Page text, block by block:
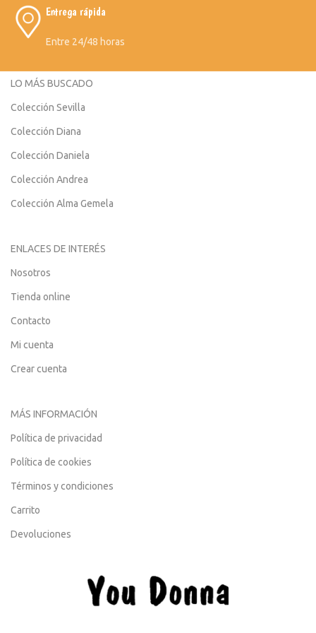
Entrega rápida
Entre 24/48 horas
LO MÁS BUSCADO
Colección Sevilla
Colección Diana
Colección Daniela
Colección Andrea
Colección Alma Gemela
ENLACES DE INTERÉS
Nosotros
Tienda online
Contacto
Mi cuenta
Crear cuenta
MÁS INFORMACIÓN
Política de privacidad
Política de cookies
Términos y condiciones
Carrito
Devoluciones